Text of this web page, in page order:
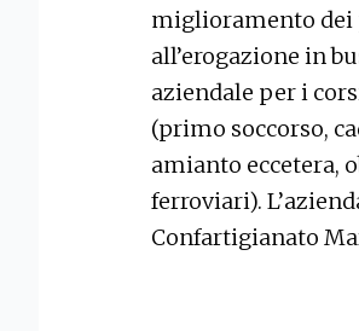
miglioramento dei
all’erogazione in
aziendale per i
(primo soccorso,
amianto eccetera,
ferroviari).
Confartigianato